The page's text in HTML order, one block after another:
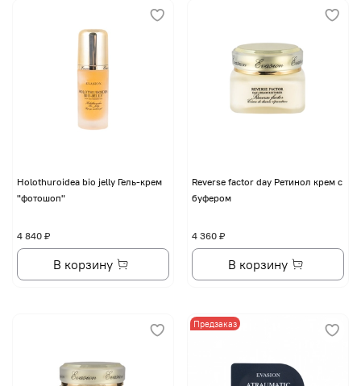
Holothuroidea bio jelly Гель-крем
"фотошоп"
4 840 ₽
В корзину
Reverse factor day Ретинол крем с
буфером
4 360 ₽
В корзину
Предзаказ